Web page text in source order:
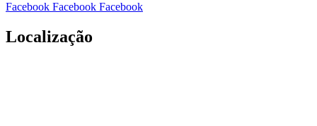
Facebook Facebook Facebook
Localização